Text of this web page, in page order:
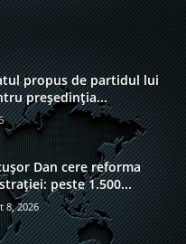
propus de partidul lui
președinția...
Dan cere reforma
peste 1.500...
8, 2026